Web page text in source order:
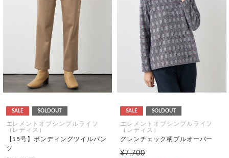
SALE SOLDOUT
エレメントオブシンプルライフ
（レディス）
【15号】ボンディングツイルパン
ツ
SALE SOLDOUT
エレメントオブシンプルライフ
（レディス）
グレンチェック柄プルオーバー
¥7,700